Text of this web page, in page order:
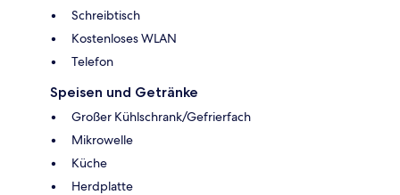
Schreibtisch
Kostenloses WLAN
Telefon
Speisen und Getränke
Großer Kühlschrank/Gefrierfach
Mikrowelle
Küche
Herdplatte